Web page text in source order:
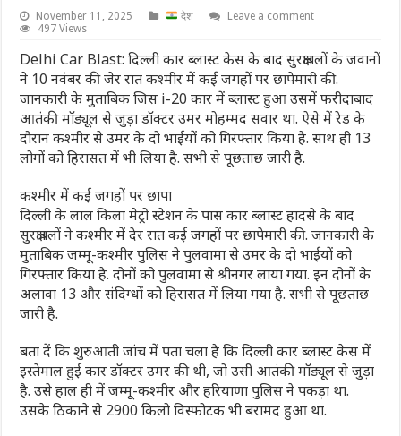
November 11, 2025 देश
Leave a comment
497 Views
Delhi Car Blast: दिल्ली कार ब्लास्ट केस के बाद सुरक्षाबलों के जवानों
ने 10 नवंबर की जेर रात कश्मीर में कई जगहों पर छापेमारी की.
जानकारी के मुताबिक जिस i-20 कार में ब्लास्ट हुआ उसमें फरीदाबाद
आतंकी मॉड्यूल से जुड़ा डॉक्टर उमर मोहम्मद सवार था. ऐसे में रेड के
दौरान कश्मीर से उमर के दो भाईयों को गिरफ्तार किया है. साथ ही 13
लोगों को हिरासत में भी लिया है. सभी से पूछताछ जारी है.
कश्मीर में कई जगहों पर छापा
दिल्ली के लाल किला मेट्रो स्टेशन के पास कार ब्लास्ट हादसे के बाद
सुरक्षाबलों ने कश्मीर में देर रात कई जगहों पर छापेमारी की. जानकारी के
मुताबिक जम्मू-कश्मीर पुलिस ने पुलवामा से उमर के दो भाईयों को
गिरफ्तार किया है. दोनों को पुलवामा से श्रीनगर लाया गया. इन दोनों के
अलावा 13 और संदिग्धों को हिरासत में लिया गया है. सभी से पूछताछ
जारी है.
बता दें कि शुरुआती जांच में पता चला है कि दिल्ली कार ब्लास्ट केस में
इस्तेमाल हुई कार डॉक्टर उमर की थी, जो उसी आतंकी मॉड्यूल से जुड़ा
है. उसे हाल ही में जम्मू-कश्मीर और हरियाणा पुलिस ने पकड़ा था.
उसके ठिकाने से 2900 किलो विस्फोटक भी बरामद हुआ था.